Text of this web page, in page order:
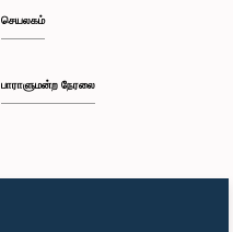
செயலகம்
பாராளுமன்ற நேரலை